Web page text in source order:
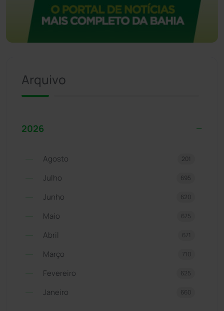
Arquivo
2026
Agosto 201
Julho 695
Junho 620
Maio 675
Abril 671
Março 710
Fevereiro 625
Janeiro 660